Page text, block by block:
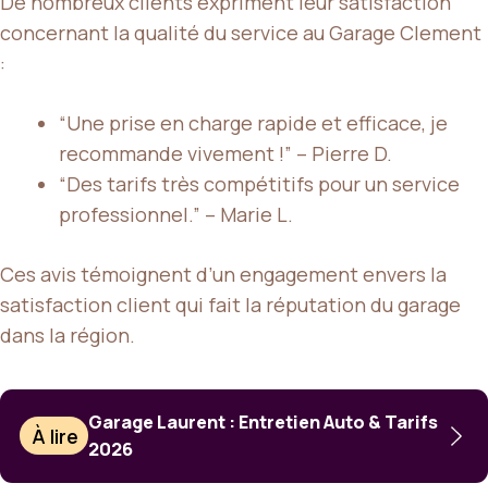
concernant la qualité du service au Garage Clement
:
“Une prise en charge rapide et efficace, je
recommande vivement !” – Pierre D.
“Des tarifs très compétitifs pour un service
professionnel.” – Marie L.
Ces avis témoignent d’un engagement envers la
satisfaction client qui fait la réputation du garage
dans la région.
À lire
Garage Laurent : Entretien Auto & Tarifs
2026